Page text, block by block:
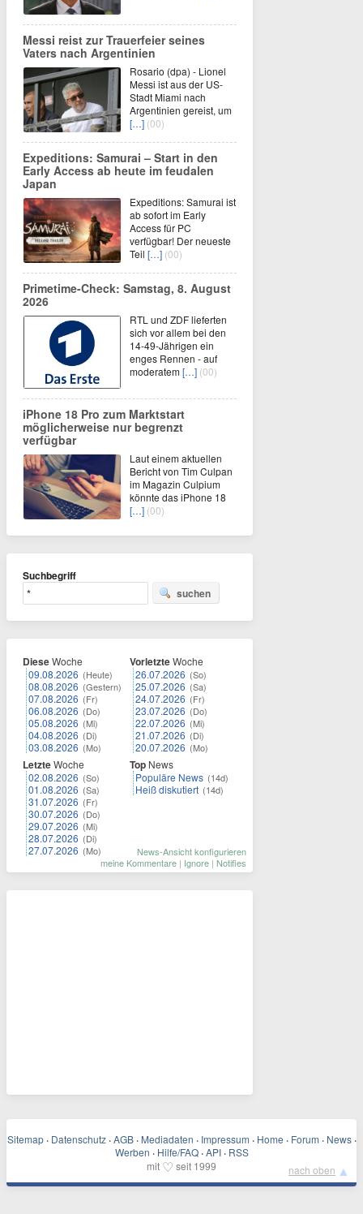
Messi reist zur Trauerfeier seines
Vaters nach Argentinien
Rosario (dpa) - Lionel
Messi ist aus der US-
Stadt Miami nach
Argentinien gereist, um
[…] (00)
Expeditions: Samurai – Start in den
Early Access ab heute im feudalen
Japan
Expeditions: Samurai ist
ab sofort im Early
Access für PC
verfügbar! Der neueste
Teil […] (00)
Primetime-Check: Samstag, 8. August
2026
RTL und ZDF lieferten
sich vor allem bei den
14-49-Jährigen ein
enges Rennen - auf
moderatem[…] (00)
iPhone 18 Pro zum Marktstart
möglicherweise nur begrenzt
verfügbar
Laut einem aktuellen
Bericht von Tim Culpan
im Magazin Culpium
könnte das iPhone 18
[…] (00)
Suchbegriff
suchen
DieseWoche
09.08.2026 (Heute)
08.08.2026 (Gestern)
07.08.2026 (Fr)
06.08.2026 (Do)
05.08.2026 (Mi)
04.08.2026 (Di)
03.08.2026 (Mo)
LetzteWoche
02.08.2026 (So)
01.08.2026 (Sa)
31.07.2026 (Fr)
30.07.2026 (Do)
29.07.2026 (Mi)
28.07.2026 (Di)
27.07.2026 (Mo)
VorletzteWoche
26.07.2026 (So)
25.07.2026 (Sa)
24.07.2026 (Fr)
23.07.2026 (Do)
22.07.2026 (Mi)
21.07.2026 (Di)
20.07.2026 (Mo)
Top News
Populäre News (14d)
Heiß diskutiert (14d)
News-Ansicht konfigurieren
meine Kommentare | Ignore | Notifies
Sitemap · Datenschutz · AGB · Mediadaten · Impressum · Home · Forum · News ·
Werben · Hilfe/FAQ · API · RSS
mit ♡ seit 1999 nach oben ▲